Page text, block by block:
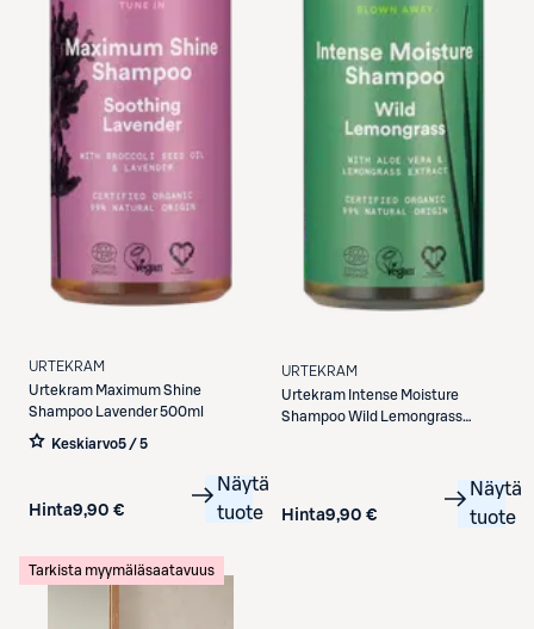
URTEKRAM
Urtekram Maximum Shine
Shampoo Lavender 500ml
Keskiarvo5 / 5
Hinta9,90 €
Näytä
tuote
URTEKRAM
Urtekram Intense Moisture
Shampoo Wild Lemongrass
Hinta9,90 €
Näytä
tuote
Tarkista myymäläsaatavuus